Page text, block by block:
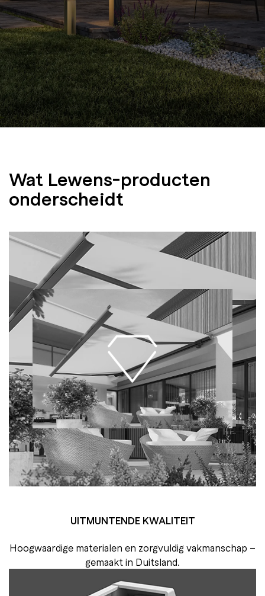
Wat Lewens-producten
onderscheidt
UITMUNTENDE KWALITEIT
Hoogwaardige materialen en zorgvuldig vakmanschap –
gemaakt in Duitsland.